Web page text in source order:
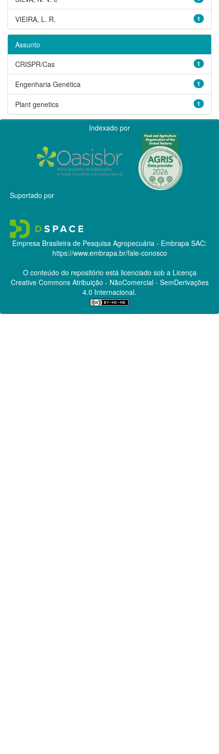
1
VIEIRA, L. R.
Assunto
1
CRISPR/Cas
1
Engenharia Genética
1
Plant genetics
Indexado por
Suportado por
Empresa Brasileira de Pesquisa Agropecuária - Embrapa SAC:
https://www.embrapa.br/fale-conosco
O conteúdo do repositório está licenciado sob a Licença
Creative CommonsAtribuição - NãoComercial - SemDerivações
4.0 Internacional.